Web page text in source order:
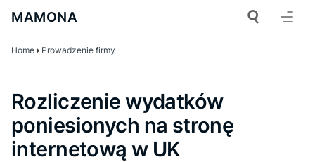
MAMONA
Home Prowadzenie firmy
Rozliczenie wydatków
poniesionych na stronę
internetową w UK